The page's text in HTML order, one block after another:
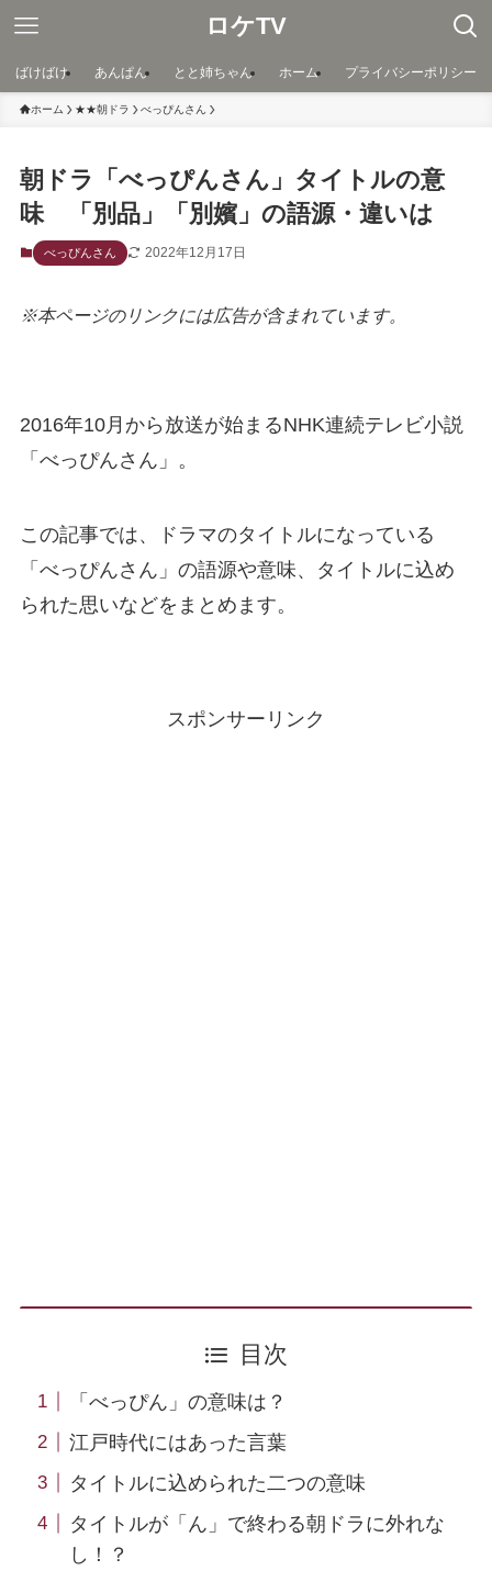
ロケTV
ばけばけ あんぱん とと姉ちゃん ホーム プライバシーポリシー
ホーム ★★朝ドラ べっぴんさん
朝ドラ「べっぴんさん」タイトルの意
味 「別品」「別嬪」の語源・違いは
べっぴんさん 2022年12月17日
※本ページのリンクには広告が含まれています。
2016年10月から放送が始まるNHK連続テレビ小説
「べっぴんさん」。
この記事では、ドラマのタイトルになっている
「べっぴんさん」の語源や意味、タイトルに込め
られた思いなどをまとめます。
スポンサーリンク
目次
「べっぴん」の意味は？
江戸時代にはあった言葉
タイトルに込められた二つの意味
タイトルが「ん」で終わる朝ドラに外れな
し！？